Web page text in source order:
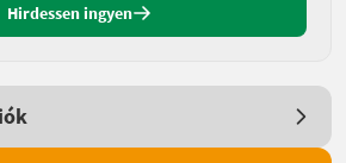
Hirdessen ingyen